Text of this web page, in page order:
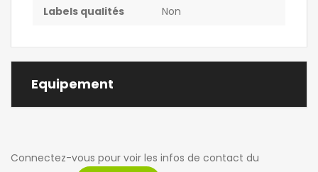
Labels qualités
Non
Equipement
Connectez-vous pour voir les infos de contact du